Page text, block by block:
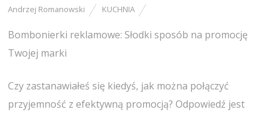
Andrzej Romanowski KUCHNIA
Bombonierki reklamowe: Słodki sposób na promocję
Twojej marki
Czy zastanawiałeś się kiedyś, jak można połączyć
przyjemność z efektywną promocją? Odpowiedź jest